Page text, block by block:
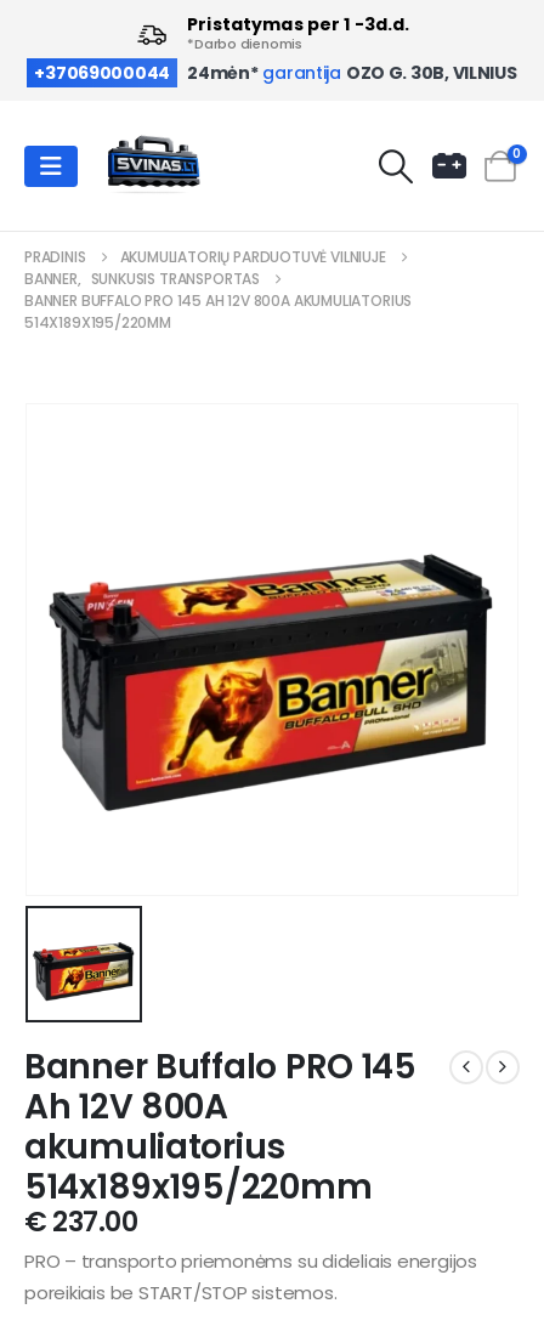
+37069000044 24mėn* garantija OZO G. 30B, VILNIUS
Pristatymas per 1 -3d.d.
*Darbo dienomis
0
PRADINIS
AKUMULIATORIŲ PARDUOTUVĖ VILNIUJE
BANNER, SUNKUSIS TRANSPORTAS
BANNER BUFFALO PRO 145 AH 12V 800A AKUMULIATORIUS
514X189X195/220MM
Banner Buffalo PRO 145
Ah 12V 800A
akumuliatorius
514x189x195/220mm
€237.00
PRO – transporto priemonėms su dideliais energijos
poreikiais be START/STOP sistemos.